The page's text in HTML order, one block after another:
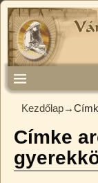
Kezdőlap
Címke